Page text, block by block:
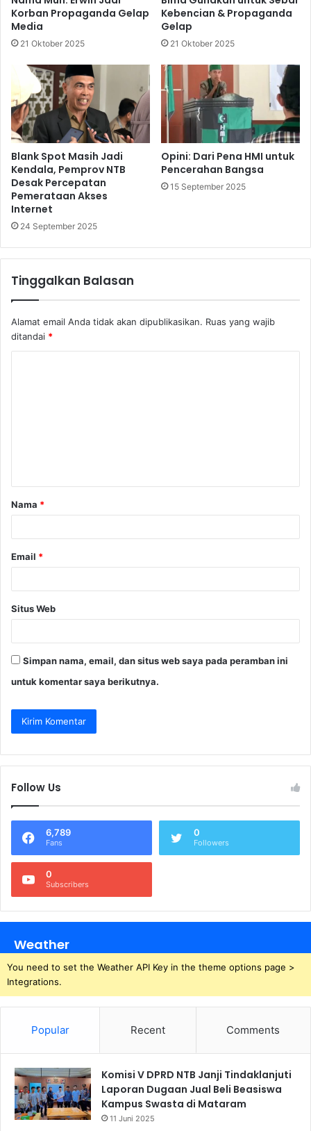
Korban Propaganda Gelap
Media
21 Oktober 2025
Kebencian & Propaganda
Gelap
21 Oktober 2025
Blank Spot Masih Jadi
Kendala, Pemprov NTB
Desak Percepatan
Pemerataan Akses
Internet
24 September 2025
Opini: Dari Pena HMI untuk
Pencerahan Bangsa
15 September 2025
Tinggalkan Balasan
Alamat email Anda tidak akan dipublikasikan. Ruas yang wajib
ditandai *
a
r
Nama *
Email *
Situs Web
Simpan nama, email, dan situs web saya pada peramban ini
untuk komentar saya berikutnya.
Follow Us
6,789
Fans
0
Followers
0
Subscribers
Weather
You need to set the Weather API Key in the theme options page >
Integrations.
Popular Recent Comments
Komisi V DPRD NTB Janji Tindaklanjuti
Laporan Dugaan Jual Beli Beasiswa
Kampus Swasta di Mataram
11 Juni 2025